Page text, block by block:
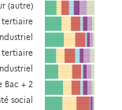
(autre)
tertiaire
tertiaire
Bac + 2
social